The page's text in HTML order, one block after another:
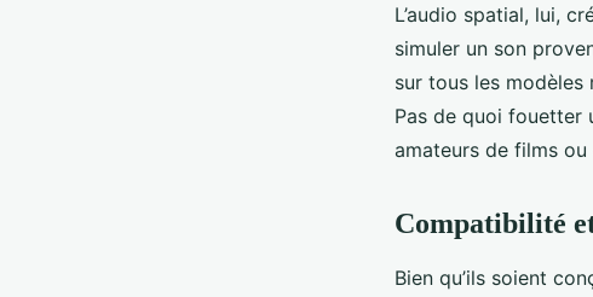
L’audio spatial, lui,
simuler un son
sur tous les
Pas de quoi fouetter
amateurs de films
Compatibilité
Bien qu’ils soient